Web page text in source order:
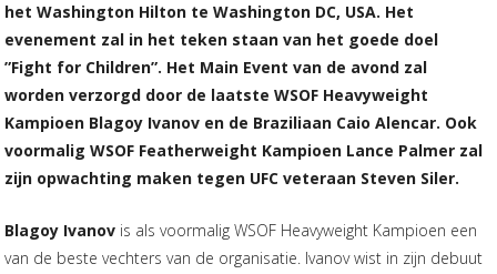
het Washington Hilton te Washington DC, USA. Het
evenement zal in het teken staan van het goede doel
”Fight for Children”. Het Main Event van de avond zal
worden verzorgd door de laatste WSOF Heavyweight
Kampioen Blagoy Ivanov en de Braziliaan Caio Alencar. Ook
voormalig WSOF Featherweight Kampioen Lance Palmer zal
zijn opwachting maken tegen UFC veteraan Steven Siler.
Blagoy Ivanov is als voormalig WSOF Heavyweight Kampioen een
van de beste vechters van de organisatie. Ivanov wist in zijn debuut